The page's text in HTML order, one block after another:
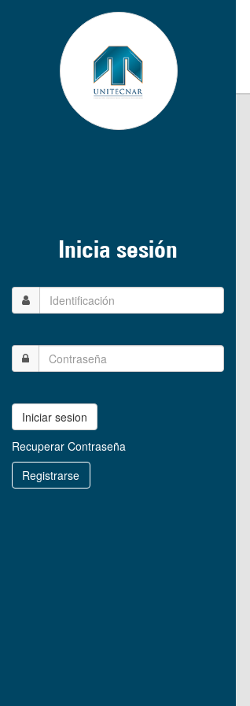
Inicia sesión
Iniciar sesion
Recuperar Contraseña
Registrarse